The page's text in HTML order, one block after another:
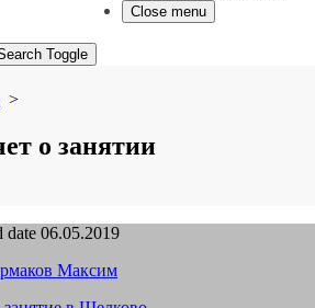
Close menu
Toggle
>
о занятии
date 06.05.2019
Максим